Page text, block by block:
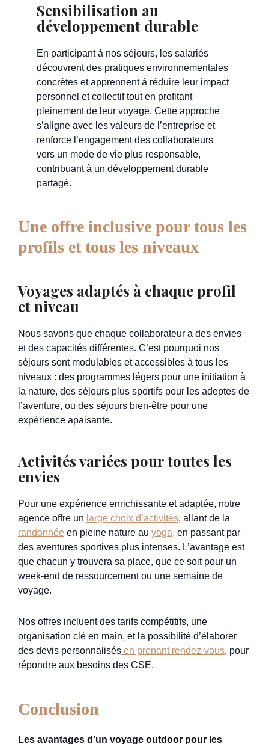
Sensibilisation au
développement durable
En participant à nos séjours, les salariés
découvrent des pratiques environnementales
concrètes et apprennent à réduire leur impact
personnel et collectif tout en profitant
pleinement de leur voyage. Cette approche
s’aligne avec les valeurs de l’entreprise et
renforce l’engagement des collaborateurs
vers un mode de vie plus responsable,
contribuant à un développement durable
partagé.
Une offre inclusive pour tous les
profils et tous les niveaux
Voyages adaptés à chaque profil
et niveau
Nous savons que chaque collaborateur a des envies
et des capacités différentes. C’est pourquoi nos
séjours sont modulables et accessibles à tous les
niveaux : des programmes légers pour une initiation à
la nature, des séjours plus sportifs pour les adeptes de
l’aventure, ou des séjours bien-être pour une
expérience apaisante.
Activités variées pour toutes les
envies
Pour une expérience enrichissante et adaptée, notre
agence offre un large choix d’activités, allant de la
randonnée en pleine nature au yoga, en passant par
des aventures sportives plus intenses. L’avantage est
que chacun y trouvera sa place, que ce soit pour un
week-end de ressourcement ou une semaine de
voyage.
Nos offres incluent des tarifs compétitifs, une
organisation clé en main, et la possibilité d’élaborer
des devis personnalisés en prenant rendez-vous, pour
répondre aux besoins des CSE.
Conclusion
Les avantages d’un voyage outdoor pour les